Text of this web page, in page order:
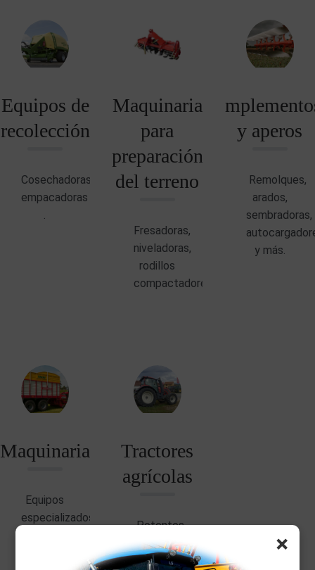
×
Equipos de
recolección
Cosechadoras,
empacadoras
.
Maquinaria
para
preparación
del terreno
Fresadoras,
niveladoras,
rodillos
compactadores.
y aperos
Remolques,
arados,
sembradoras,
y más.
Maquinaria
Equipos
especializados.
Tractores
agrícolas
Potentes,
versátiles
y listos